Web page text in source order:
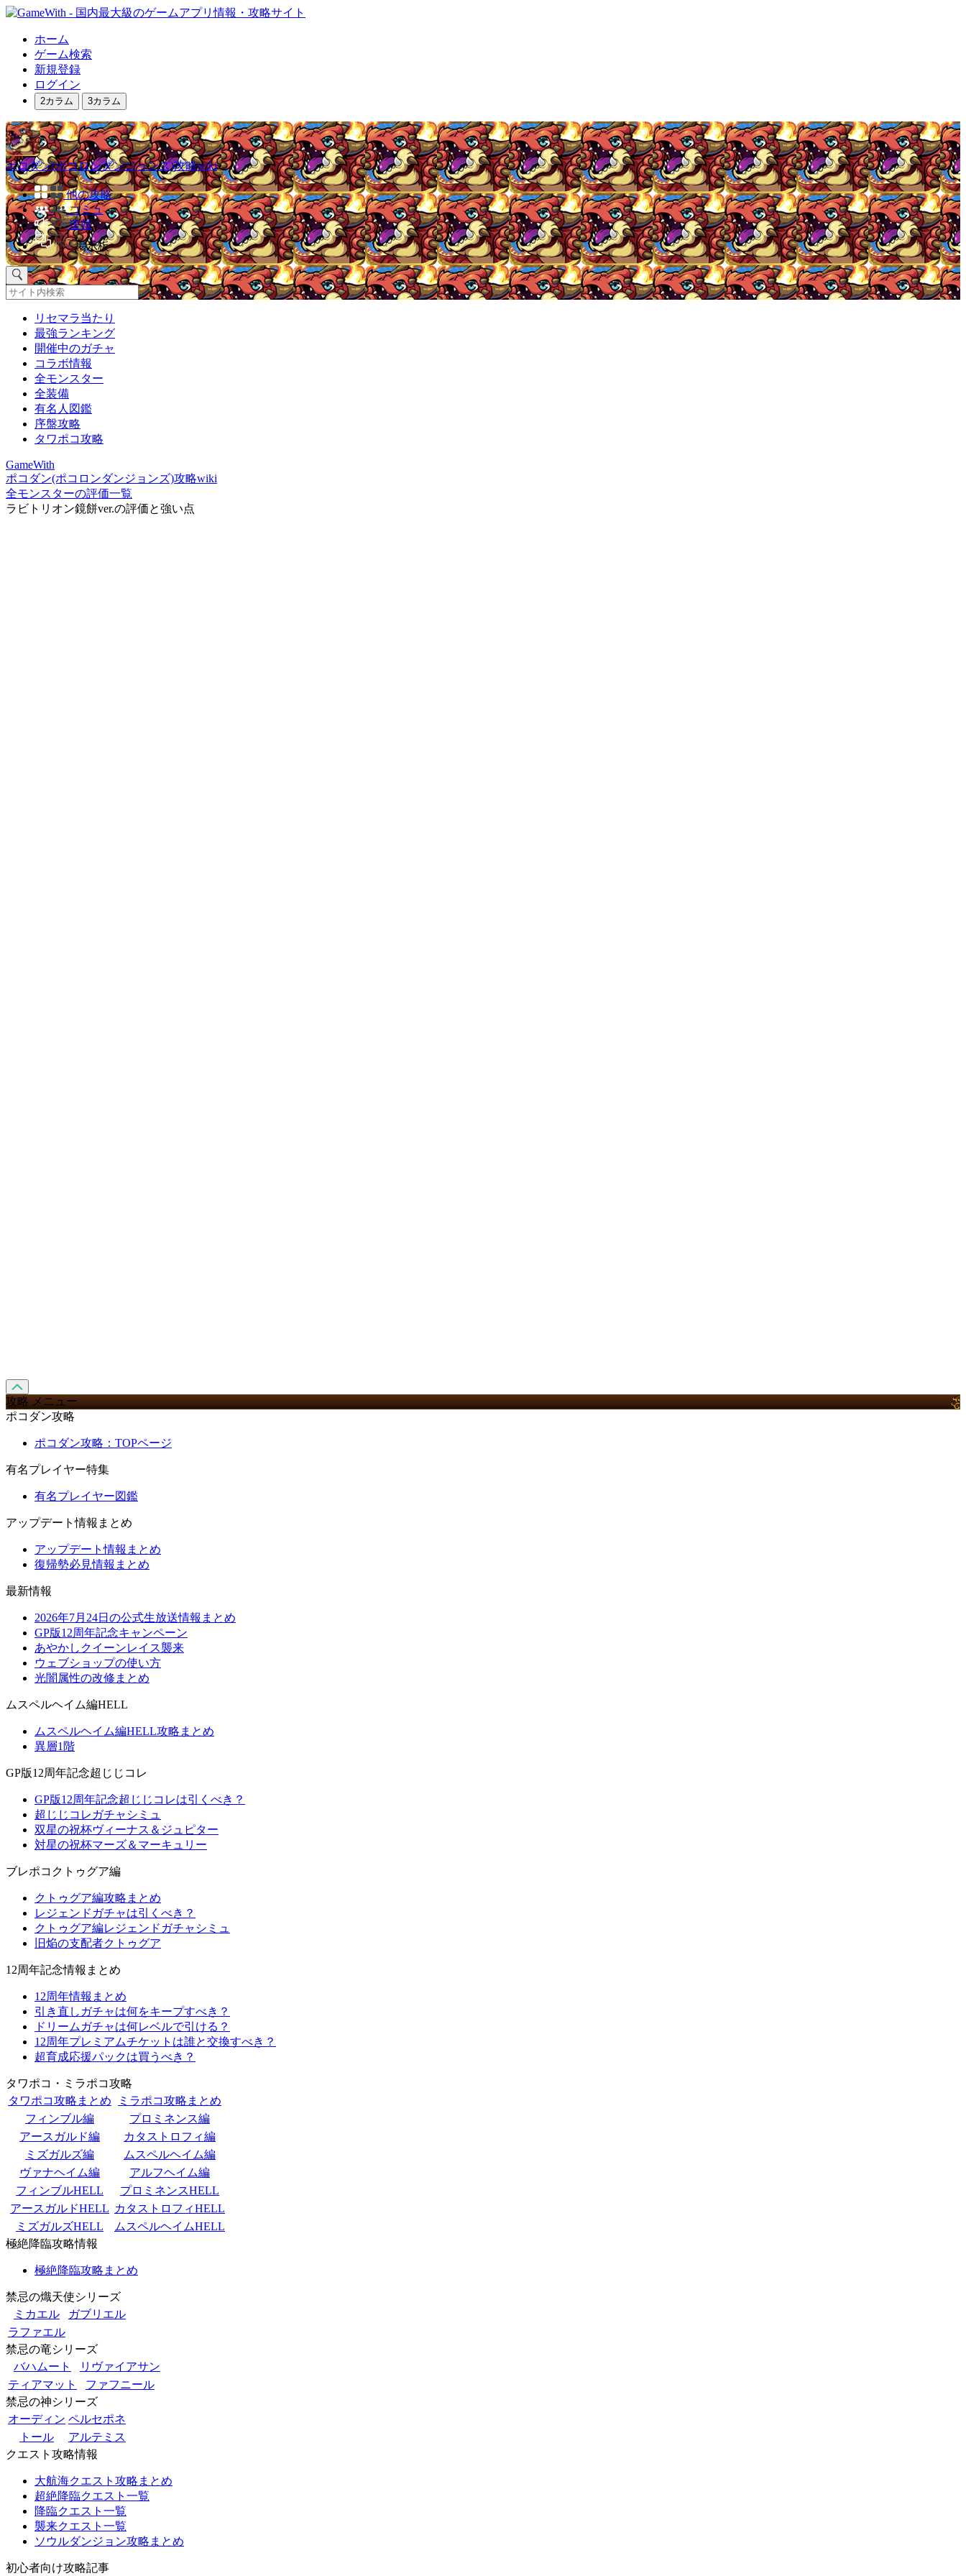
ホーム
ゲーム検索
新規登録
ログイン
2カラム 3カラム
ポコダン(ポコロンダンジョンズ)攻略wiki
他の攻略
コミュ
速報
掲示板
リセマラ当たり
最強ランキング
開催中のガチャ
コラボ情報
全モンスター
全装備
有名人図鑑
序盤攻略
タワポコ攻略
GameWith
ポコダン(ポコロンダンジョンズ)攻略wiki
全モンスターの評価一覧
ラビトリオン鏡餅ver.の評価と強い点
攻略 メニュー
ポコダン攻略
ポコダン攻略：TOPページ
有名プレイヤー特集
有名プレイヤー図鑑
アップデート情報まとめ
アップデート情報まとめ
復帰勢必見情報まとめ
最新情報
2026年7月24日の公式生放送情報まとめ
GP版12周年記念キャンペーン
あやかしクイーンレイス襲来
ウェブショップの使い方
光闇属性の改修まとめ
ムスペルヘイム編HELL
ムスペルヘイム編HELL攻略まとめ
異層1階
GP版12周年記念超じじコレ
GP版12周年記念超じじコレは引くべき？
超じじコレガチャシミュ
双星の祝杯ヴィーナス＆ジュピター
対星の祝杯マーズ＆マーキュリー
ブレポコクトゥグア編
クトゥグア編攻略まとめ
レジェンドガチャは引くべき？
クトゥグア編レジェンドガチャシミュ
旧焔の支配者クトゥグア
12周年記念情報まとめ
12周年情報まとめ
引き直しガチャは何をキープすべき？
ドリームガチャは何レベルで引ける？
12周年プレミアムチケットは誰と交換すべき？
超育成応援パックは買うべき？
タワポコ・ミラポコ攻略
タワポコ攻略まとめ
ミラポコ攻略まとめ
フィンブル編
プロミネンス編
アースガルド編
カタストロフィ編
ミズガルズ編
ムスペルヘイム編
ヴァナヘイム編
アルフヘイム編
フィンブルHELL
プロミネンスHELL
アースガルドHELL カタストロフィHELL
ミズガルズHELL
ムスペルヘイムHELL
極絶降臨攻略情報
極絶降臨攻略まとめ
禁忌の熾天使シリーズ
ミカエル
ガブリエル
ラファエル
禁忌の竜シリーズ
バハムート
リヴァイアサン
ティアマット
ファフニール
禁忌の神シリーズ
オーディン ペルセポネ
トール
アルテミス
クエスト攻略情報
大航海クエスト攻略まとめ
超絶降臨クエスト一覧
降臨クエスト一覧
襲来クエスト一覧
ソウルダンジョン攻略まとめ
初心者向け攻略記事